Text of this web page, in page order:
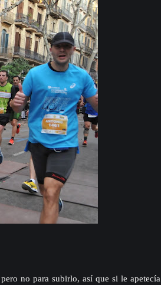
no para subirlo, así que si le apetecía